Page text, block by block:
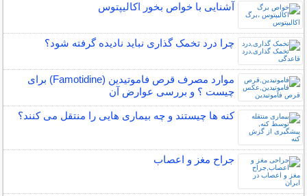
آشنایی با خواص بخور اکالیپتوس
چرا درد تخمک گذاری نباید نادیده گرفته شود؟
موارد مصرف قرص فاموتیدین (Famotidine) برای
چیست ؟ و بررسی عوارض آن
کنه ها چیستند و چه بیماری هایی را منتقل می کنند؟
جراح مغز و اعصاب